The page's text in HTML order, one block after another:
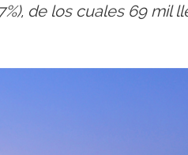
de los cuales 69 mil